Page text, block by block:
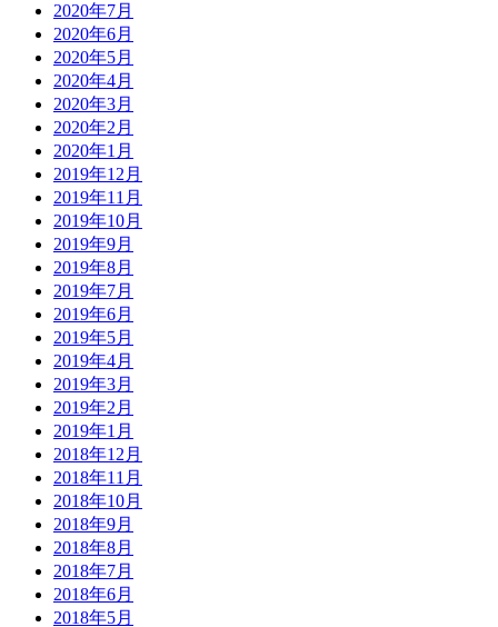
2020年7月
2020年6月
2020年5月
2020年4月
2020年3月
2020年2月
2020年1月
2019年12月
2019年11月
2019年10月
2019年9月
2019年8月
2019年7月
2019年6月
2019年5月
2019年4月
2019年3月
2019年2月
2019年1月
2018年12月
2018年11月
2018年10月
2018年9月
2018年8月
2018年7月
2018年6月
2018年5月